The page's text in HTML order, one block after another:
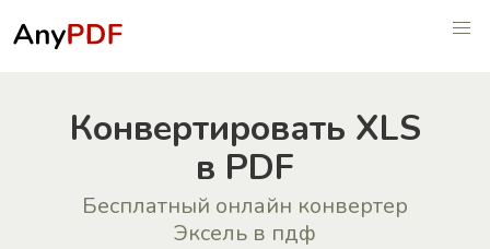
Конвертировать XLS
в PDF
Бесплатный онлайн конвертер
Эксель в пдф